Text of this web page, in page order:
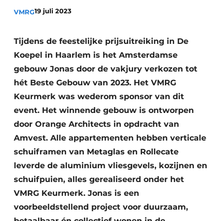
Vacature aanmelden
Vacatures
Video’s
VMRG19 juli 2023
Tijdens de feestelijke prijsuitreiking in De
Koepel in Haarlem is het Amsterdamse
gebouw Jonas door de vakjury verkozen tot
hét Beste Gebouw van 2023. Het VMRG
Keurmerk was wederom sponsor van dit
event. Het winnende gebouw is ontworpen
door Orange Architects in opdracht van
Amvest. Alle appartementen hebben verticale
schuiframen van Metaglas en Rollecate
leverde de aluminium vliesgevels, kozijnen en
schuifpuien, alles gerealiseerd onder het
VMRG Keurmerk. Jonas is een
voorbeeldstellend project voor duurzaam,